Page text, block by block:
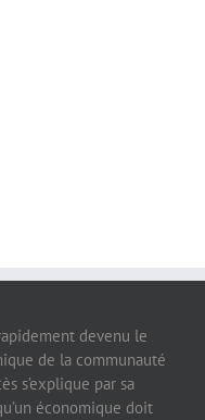
devenu le
de la communauté
s’explique par sa
économique doit